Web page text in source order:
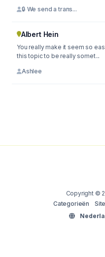
🔒 We send a trans...
Albert Hein
You really make it seem so
this topic to be really somet...
Ashlee
Copyright ©
Categorieën